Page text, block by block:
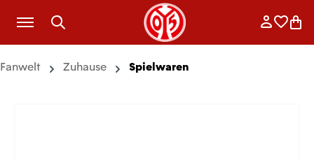
Zum Hauptinhalt springen
Fanwelt Zuhause Spielwaren